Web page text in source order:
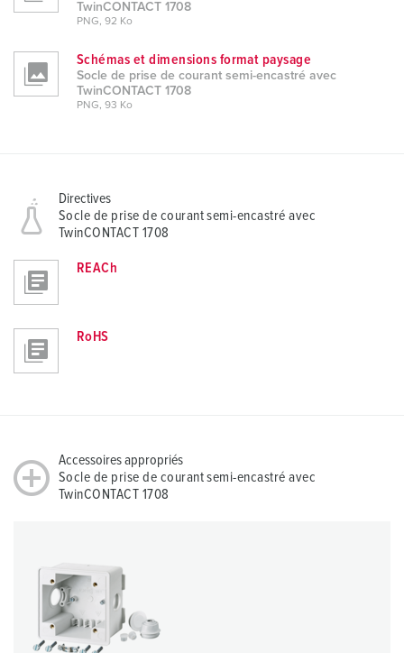
TwinCONTACT 1708
PNG, 92 Ko
Schémas et dimensions format paysage
Socle de prise de courant semi-encastré avec
TwinCONTACT 1708
PNG, 93 Ko
Directives
Socle de prise de courant semi-encastré avec
TwinCONTACT 1708
REACh
RoHS
Accessoires appropriés
Socle de prise de courant semi-encastré avec
TwinCONTACT 1708